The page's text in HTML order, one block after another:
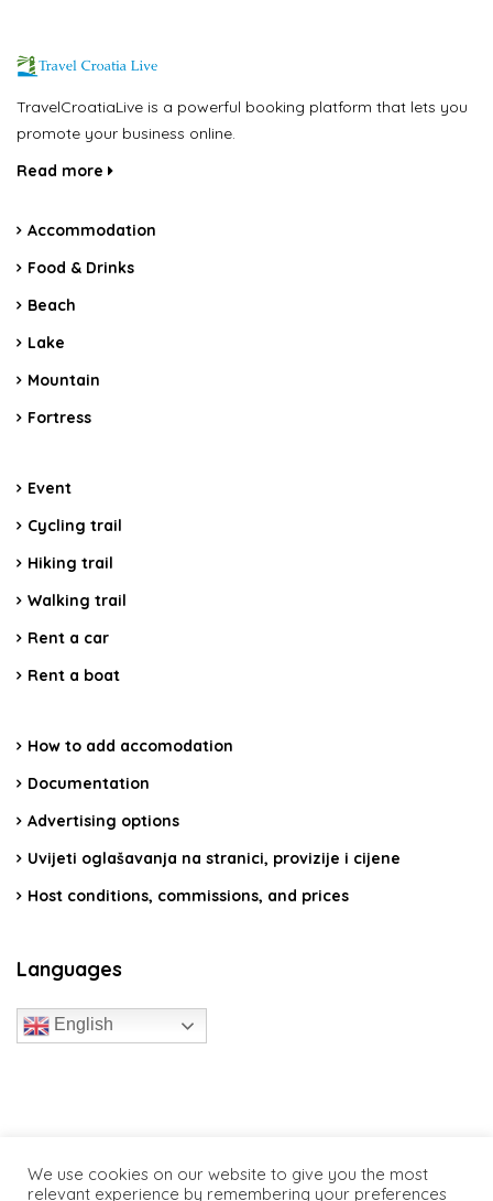
TravelCroatiaLive is a powerful booking platform that lets you
promote your business online.
Read more
Accommodation
Food & Drinks
Beach
Lake
Mountain
Fortress
Event
Cycling trail
Hiking trail
Walking trail
Rent a car
Rent a boat
How to add accomodation
Documentation
Advertising options
Uvijeti oglašavanja na stranici, provizije i cijene
Host conditions, commissions, and prices
Languages
English
We use cookies on our website to give you the most
relevant experience by remembering your preferences